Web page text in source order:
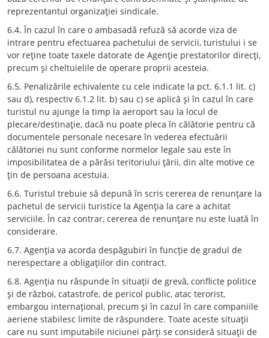
reprezentantul organizaţiei sindicale.
6.4. În cazul în care o ambasadă refuză să acorde viza de
intrare pentru efectuarea pachetului de servicii, turistului i se
vor reţine toate taxele datorate de Agenţie prestatorilor direcţi,
precum şi cheltuielile de operare proprii acesteia.
6.5. Penalizările echivalente cu cele indicate la pct. 6.1.1 lit. c)
sau d), respectiv 6.1.2 lit. b) sau c) se aplică şi în cazul în care
turistul nu ajunge la timp la aeroport sau la locul de
plecare/destinaţie, dacă nu poate pleca în călătorie pentru că
documentele personale necesare în vederea efectuării
călătoriei nu sunt conforme normelor legale sau este în
imposibilitatea de a părăsi teritoriului ţării, din alte motive ce
ţin de persoana acestuia.
6.6. Turistul trebuie să depună în scris cererea de renunţare la
pachetul de servicii turistice la Agenţia la care a achitat
serviciile. În caz contrar, cererea de renunţare nu este luată în
considerare.
6.7. Agenţia va acorda despăgubiri în funcţie de gradul de
nerespectare a obligaţiilor din contract.
6.8. Agenţia nu răspunde în situaţii de grevă, conflicte politice
şi de război, catastrofe, de pericol public, atac terorist,
embargou internaţional, precum şi în cazul în care companiile
aeriene stabilesc limite de răspundere. Toate aceste situaţii
care nu sunt imputabile niciunei părţi se consideră situaţii de